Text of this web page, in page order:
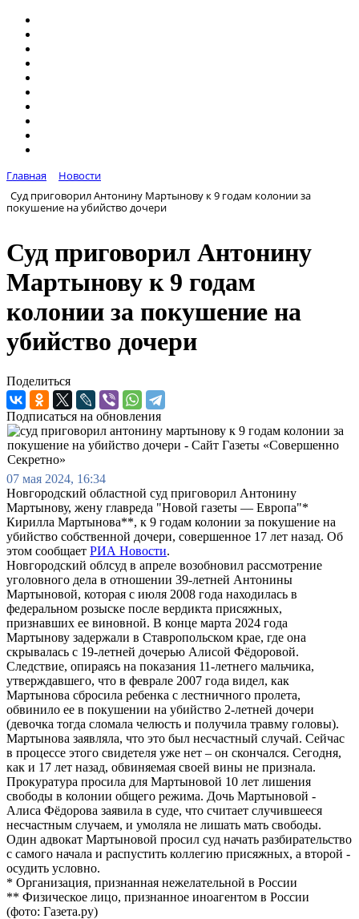
Главная
Новости
Суд приговорил Антонину Мартынову к 9 годам колонии за
покушение на убийство дочери
Суд приговорил Антонину
Мартынову к 9 годам
колонии за покушение на
убийство дочери
Поделиться
Подписаться на обновления
07 мая 2024, 16:34
Новгородский областной суд приговорил Антонину
Мартынову, жену главреда "Новой газеты — Европа"*
Кирилла Мартынова**, к 9 годам колонии за покушение на
убийство собственной дочери, совершенное 17 лет назад. Об
этом сообщает РИА Новости.
Новгородский облсуд в апреле возобновил рассмотрение
уголовного дела в отношении 39-летней Антонины
Мартыновой, которая с июля 2008 года находилась в
федеральном розыске после вердикта присяжных,
признавших ее виновной. В конце марта 2024 года
Мартынову задержали в Ставропольском крае, где она
скрывалась с 19-летней дочерью Алисой Фёдоровой.
Следствие, опираясь на показания 11-летнего мальчика,
утверждавшего, что в феврале 2007 года видел, как
Мартынова сбросила ребенка с лестничного пролета,
обвинило ее в покушении на убийство 2-летней дочери
(девочка тогда сломала челюсть и получила травму головы).
Мартынова заявляла, что это был несчастный случай. Сейчас
в процессе этого свидетеля уже нет – он скончался. Сегодня,
как и 17 лет назад, обвиняемая своей вины не признала.
Прокуратура просила для Мартыновой 10 лет лишения
свободы в колонии общего режима. Дочь Мартыновой -
Алиса Фёдорова заявила в суде, что считает случившееся
несчастным случаем, и умоляла не лишать мать свободы.
Один адвокат Мартыновой просил суд начать разбирательство
с самого начала и распустить коллегию присяжных, а второй -
осудить условно.
* Организация, признанная нежелательной в России
** Физическое лицо, признанное иноагентом в России
(фото: Газета.ру)